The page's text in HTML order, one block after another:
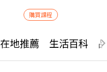
購買課程
在地推薦 生活百科